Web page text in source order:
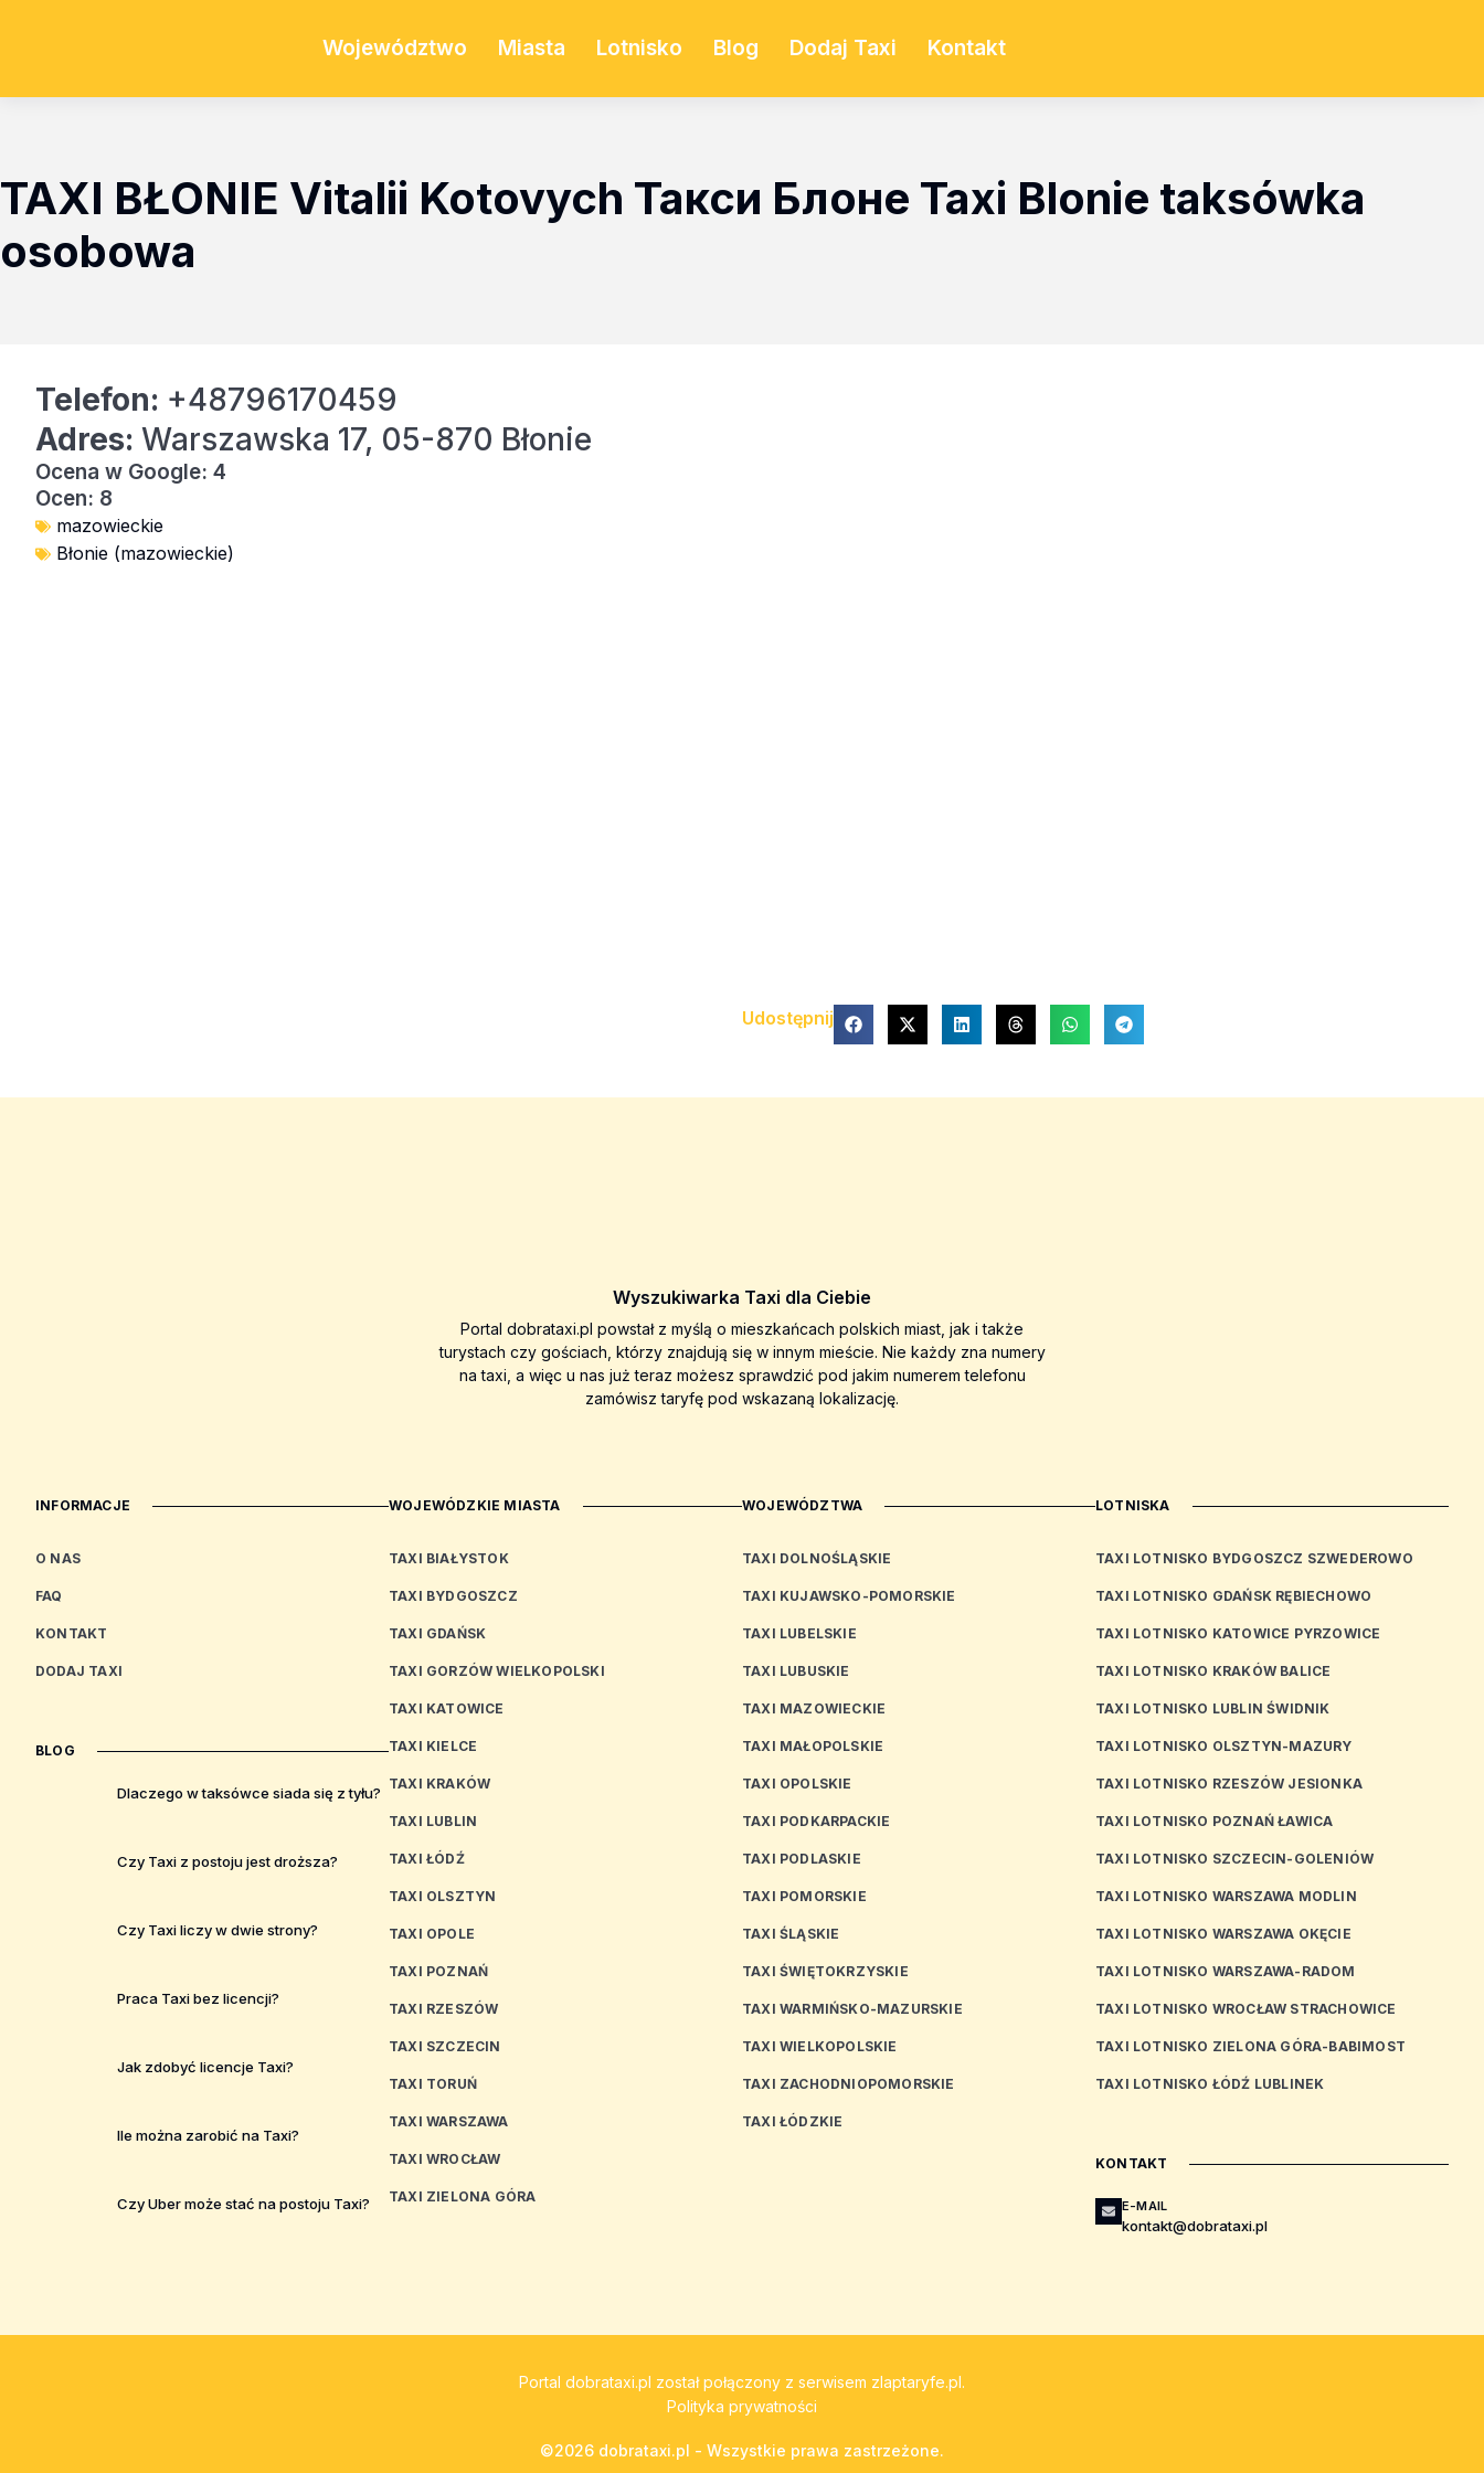
Województwo Miasta Lotnisko Blog Dodaj Taxi Kontakt
TAXI BŁONIE Vitalii Kotovych Такси Блоне Taxi Blonie taksówka
osobowa
Telefon: +48796170459
Adres: Warszawska 17, 05-870 Błonie
Ocena w Google: 4
Ocen: 8
mazowieckie
Błonie (mazowieckie)
Udostępnij
Wyszukiwarka Taxi dla Ciebie
Portal dobrataxi.pl powstał z myślą o mieszkańcach polskich miast, jak i także
turystach czy gościach, którzy znajdują się w innym mieście. Nie każdy zna numery
na taxi, a więc u nas już teraz możesz sprawdzić pod jakim numerem telefonu
zamówisz taryfę pod wskazaną lokalizację.
INFORMACJE
O NAS
FAQ
KONTAKT
DODAJ TAXI
BLOG
Dlaczego w taksówce siada się z tyłu?
Czy Taxi z postoju jest droższa?
Czy Taxi liczy w dwie strony?
Praca Taxi bez licencji?
Jak zdobyć licencje Taxi?
Ile można zarobić na Taxi?
Czy Uber może stać na postoju Taxi?
WOJEWÓDZKIE MIASTA
TAXI BIAŁYSTOK
TAXI BYDGOSZCZ
TAXI GDAŃSK
TAXI GORZÓW WIELKOPOLSKI
TAXI KATOWICE
TAXI KIELCE
TAXI KRAKÓW
TAXI LUBLIN
TAXI ŁÓDŹ
TAXI OLSZTYN
TAXI OPOLE
TAXI POZNAŃ
TAXI RZESZÓW
TAXI SZCZECIN
TAXI TORUŃ
TAXI WARSZAWA
TAXI WROCŁAW
TAXI ZIELONA GÓRA
WOJEWÓDZTWA
TAXI DOLNOŚLĄSKIE
TAXI KUJAWSKO-POMORSKIE
TAXI LUBELSKIE
TAXI LUBUSKIE
TAXI MAZOWIECKIE
TAXI MAŁOPOLSKIE
TAXI OPOLSKIE
TAXI PODKARPACKIE
TAXI PODLASKIE
TAXI POMORSKIE
TAXI ŚLĄSKIE
TAXI ŚWIĘTOKRZYSKIE
TAXI WARMIŃSKO-MAZURSKIE
TAXI WIELKOPOLSKIE
TAXI ZACHODNIOPOMORSKIE
TAXI ŁÓDZKIE
LOTNISKA
TAXI LOTNISKO BYDGOSZCZ SZWEDEROWO
TAXI LOTNISKO GDAŃSK RĘBIECHOWO
TAXI LOTNISKO KATOWICE PYRZOWICE
TAXI LOTNISKO KRAKÓW BALICE
TAXI LOTNISKO LUBLIN ŚWIDNIK
TAXI LOTNISKO OLSZTYN-MAZURY
TAXI LOTNISKO RZESZÓW JESIONKA
TAXI LOTNISKO POZNAŃ ŁAWICA
TAXI LOTNISKO SZCZECIN-GOLENIÓW
TAXI LOTNISKO WARSZAWA MODLIN
TAXI LOTNISKO WARSZAWA OKĘCIE
TAXI LOTNISKO WARSZAWA-RADOM
TAXI LOTNISKO WROCŁAW STRACHOWICE
TAXI LOTNISKO ZIELONA GÓRA-BABIMOST
TAXI LOTNISKO ŁÓDŹ LUBLINEK
KONTAKT
E-MAIL
kontakt@dobrataxi.pl
Portal dobrataxi.pl został połączony z serwisem zlaptaryfe.pl.
Polityka prywatności
©2026 dobrataxi.pl - Wszystkie prawa zastrzeżone.